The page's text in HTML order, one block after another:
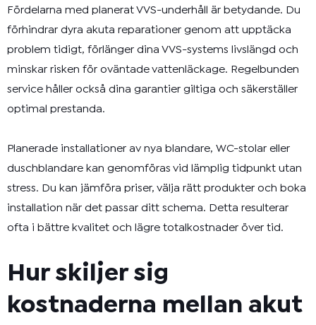
Fördelarna med planerat VVS-underhåll är betydande. Du
förhindrar dyra akuta reparationer genom att upptäcka
problem tidigt, förlänger dina VVS-systems livslängd och
minskar risken för oväntade vattenläckage. Regelbunden
service håller också dina garantier giltiga och säkerställer
optimal prestanda.
Planerade installationer av nya blandare, WC-stolar eller
duschblandare kan genomföras vid lämplig tidpunkt utan
stress. Du kan jämföra priser, välja rätt produkter och boka
installation när det passar ditt schema. Detta resulterar
ofta i bättre kvalitet och lägre totalkostnader över tid.
Hur skiljer sig
kostnaderna mellan akut